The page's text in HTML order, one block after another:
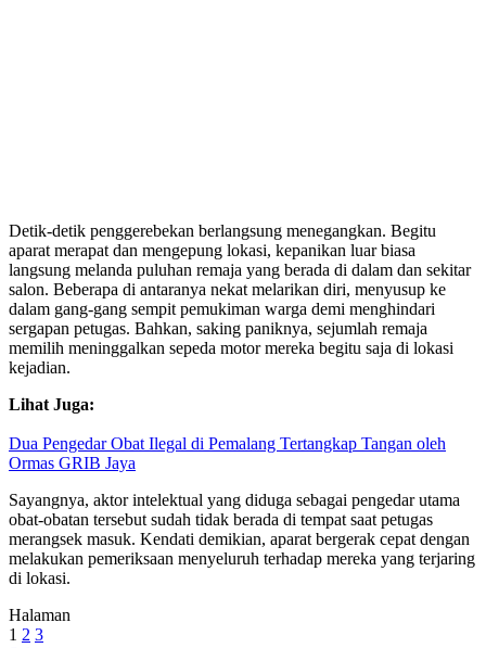
Detik-detik penggerebekan berlangsung menegangkan. Begitu
aparat merapat dan mengepung lokasi, kepanikan luar biasa
langsung melanda puluhan remaja yang berada di dalam dan sekitar
salon. Beberapa di antaranya nekat melarikan diri, menyusup ke
dalam gang-gang sempit pemukiman warga demi menghindari
sergapan petugas. Bahkan, saking paniknya, sejumlah remaja
memilih meninggalkan sepeda motor mereka begitu saja di lokasi
kejadian.
Lihat Juga:
Dua Pengedar Obat Ilegal di Pemalang Tertangkap Tangan oleh
Ormas GRIB Jaya
Sayangnya, aktor intelektual yang diduga sebagai pengedar utama
obat-obatan tersebut sudah tidak berada di tempat saat petugas
merangsek masuk. Kendati demikian, aparat bergerak cepat dengan
melakukan pemeriksaan menyeluruh terhadap mereka yang terjaring
di lokasi.
Halaman
1 2 3